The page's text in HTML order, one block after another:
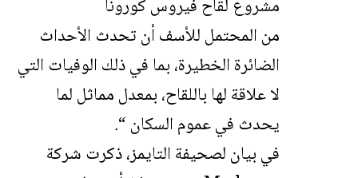
مشروع لقاح فيروس كورونا
من المحتمل للأسف أن تحدث الأحداث
الضائرة الخطيرة، بما في ذلك الوفيات التي
لا علاقة لها باللقاح، بمعدل مماثل لما
يحدث في عموم السكان “.
في بيان لصحيفة التايمز، ذكرت شركة